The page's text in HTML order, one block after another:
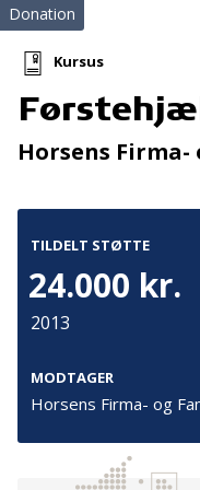
Donation
Kursus
Horsens
TILDELT STØTTE
24.000 kr.
2013
MODTAGER
Horsens Firma- og
Tilmeld
De seneste nyheder om
aktiviteter direkte i din